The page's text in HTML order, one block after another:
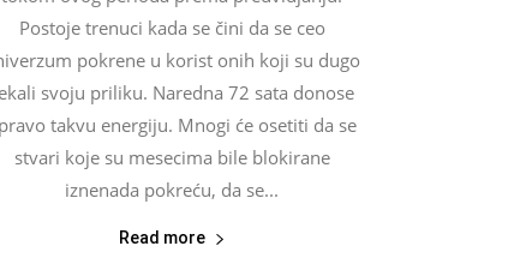
Postoje trenuci kada se čini da se ceo
pokrene u korist onih koji su dugo
svoju priliku. Naredna 72 sata donose
takvu energiju. Mnogi će osetiti da se
stvari koje su mesecima bile blokirane
iznenada pokreću, da se...
Read more